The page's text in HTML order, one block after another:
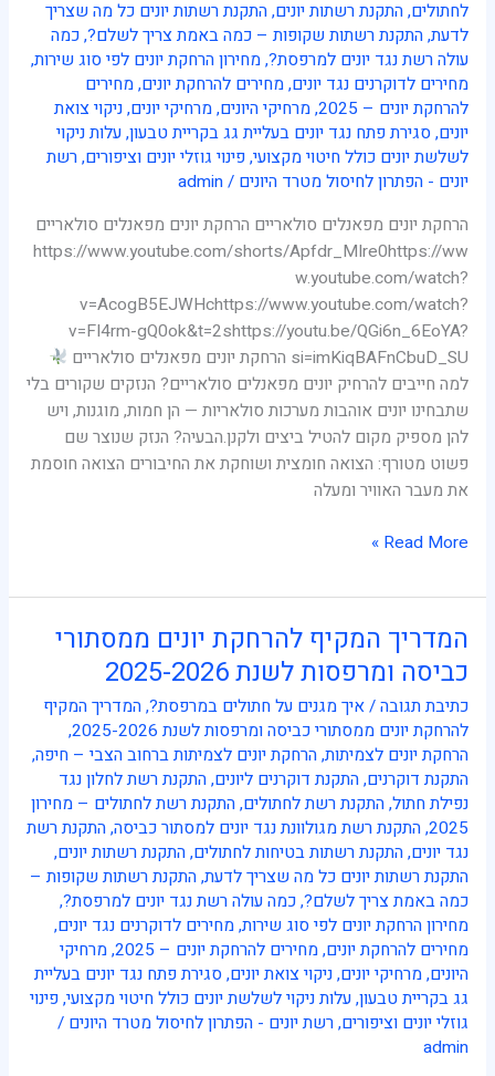
לחתולים,התקנת רשתות יונים,התקנת רשתות יונים כל מה שצריך
לדעת,התקנת רשתות שקופות – כמה באמת צריך לשלם?,כמה
עולה רשת נגד יונים למרפסת?,מחירון הרחקת יונים לפי סוג שירות,
מחירים לדוקרנים נגד יונים,מחירים להרחקת יונים,מחירים
להרחקת יונים – 2025
,מרחיקי היונים,מרחיקי יונים,ניקוי צואת
יונים,סגירת פתח נגד יונים בעליית גג בקריית טבעון,עלות ניקוי
לשלשת יונים כולל חיטוי מקצועי,פינוי גוזלי יונים וציפורים,רשת
יונים - הפתרון לחיסול מטרד היונים /
admin
הרחקת יונים מפאנלים סולאריים הרחקת יונים מפאנלים סולאריים
https://www.youtube.com/shorts/Apfdr_MIre0https://ww
w.youtube.com/watch?
v=AcogB5EJWHchttps://www.youtube.com/watch?
v=FI4rm-gQ0ok&t=2shttps://youtu.be/QGi6n_6EoYA?
si=imKiqBAFnCbuD_SU הרחקת יונים מפאנלים סולאריים
למה חייבים להרחיק יונים מפאנלים סולאריים? הנזקים שקורים בלי
שתבחינו יונים אוהבות מערכות סולאריות — הן חמות, מוגנות, ויש
להן מספיק מקום להטיל ביצים ולקנן.הבעיה? הנזק שנוצר שם
פשוט מטורף: הצואה חומצית ושוחקת את החיבורים הצואה חוסמת
את מעבר האוויר ומעלה
Read More »
המדריך המקיף להרחקת יונים ממסתורי
כביסה ומרפסות לשנת 2025-2026
כתיבת תגובה/איך מגנים על חתולים במרפסת?,המדריך המקיף
להרחקת יונים ממסתורי כביסה ומרפסות לשנת 2025-2026
,
הרחקת יונים לצמיתות,הרחקת יונים לצמיתות ברחוב הצבי – חיפה,
התקנת דוקרנים,התקנת דוקרנים ליונים,התקנת רשת לחלון נגד
נפילת חתול,התקנת רשת לחתולים,התקנת רשת לחתולים – מחירון
2025
,התקנת רשת מגולוונת נגד יונים למסתור כביסה,התקנת רשת
נגד יונים,התקנת רשתות בטיחות לחתולים,התקנת רשתות יונים,
התקנת רשתות יונים כל מה שצריך לדעת,התקנת רשתות שקופות –
כמה באמת צריך לשלם?,כמה עולה רשת נגד יונים למרפסת?,
מחירון הרחקת יונים לפי סוג שירות,מחירים לדוקרנים נגד יונים,
מחירים להרחקת יונים,מחירים להרחקת יונים – 2025 ,מרחיקי
היונים,מרחיקי יונים,ניקוי צואת יונים,סגירת פתח נגד יונים בעליית
גג בקריית טבעון,עלות ניקוי לשלשת יונים כולל חיטוי מקצועי,פינוי
גוזלי יונים וציפורים,רשת יונים - הפתרון לחיסול מטרד היונים /
admin
המדריך
המקיף
להרחקת
יונים
ממסתורי
כביסה
ומרפסות
לשנת
2025-
2026